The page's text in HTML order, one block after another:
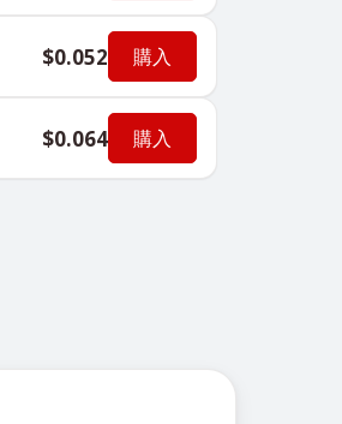
$0.052 購入
$0.064 購入